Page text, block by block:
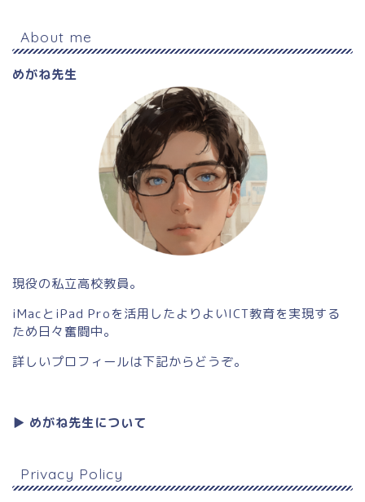
a
n
n
About me
めがね先生
現役の私立高校教員。
iMacとiPad Proを活用したよりよいICT教育を実現する
ため日々奮闘中。
詳しいプロフィールは下記からどうぞ。
▶︎ めがね先生について
Privacy Policy